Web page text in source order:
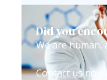
Did you
We are human,
Contact us